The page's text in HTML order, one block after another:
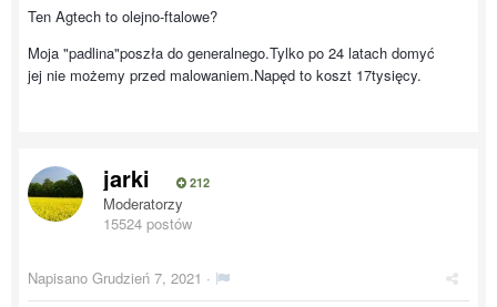
Ten Agtech to olejno-ftalowe?
Moja "padlina"poszła do generalnego.Tylko po 24 latach domyć
jej nie możemy przed malowaniem.Napęd to koszt 17tysięcy.
jarki 212
Moderatorzy
15524 postów
Napisano Grudzień 7, 2021 ·